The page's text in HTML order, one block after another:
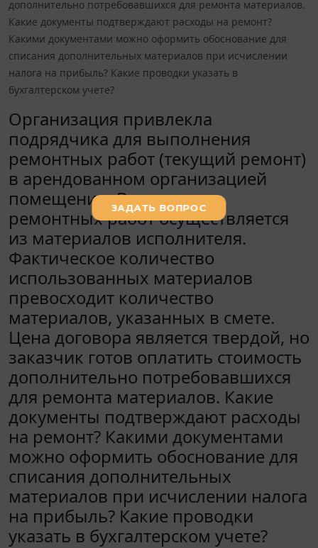
дополнительно потребовавшихся для ремонта материалов.
Какие документы подтверждают расходы на ремонт?
Какими документами можно оформить обоснование для
списания дополнительных материалов при исчислении
налога на прибыль? Какие проводки указать в
бухгалтерском учете?
Организация привлекла
подрядчика для выполнения
ремонтных работ (текущий ремонт)
в арендованном организацией
помещении. Выполнение
ремонтных работ осуществляется
из материалов исполнителя.
Фактическое количество
использованных материалов
превосходит количество
материалов, указанных в смете.
Цена договора является твердой, но
заказчик готов оплатить стоимость
дополнительно потребовавшихся
для ремонта материалов. Какие
документы подтверждают расходы
на ремонт? Какими документами
можно оформить обоснование для
списания дополнительных
материалов при исчислении налога
на прибыль? Какие проводки
указать в бухгалтерском учете?